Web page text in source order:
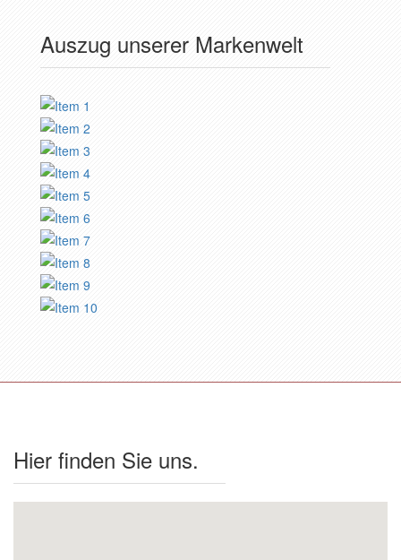
Auszug unserer Markenwelt
Hier finden Sie uns.